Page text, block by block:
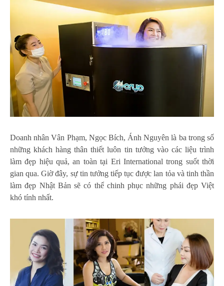
Doanh nhân Vân Phạm, Ngọc Bích, Ánh Nguyên là ba trong số
những khách hàng thân thiết luôn tin tưởng vào các liệu trình
làm đẹp hiệu quả, an toàn tại Eri International trong suốt thời
gian qua. Giờ đây, sự tin tưởng tiếp tục được lan tỏa và tinh thần
làm đẹp Nhật Bản sẽ có thể chinh phục những phái đẹp Việt
khó tính nhất.